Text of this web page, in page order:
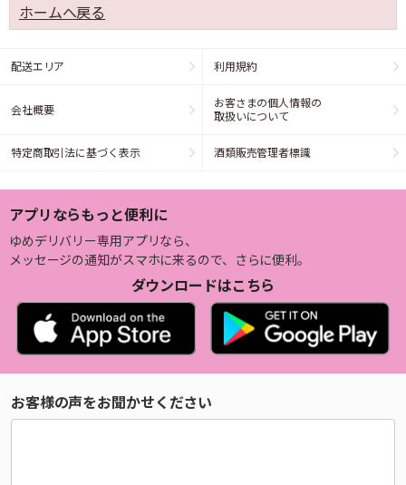
ホームへ戻る
配送エリア 利用規約
会社概要
お客さまの個人情報の
取扱いについて
特定商取引法に基づく表示 酒類販売管理者標識
アプリならもっと便利に
ゆめデリバリー専用アプリなら、
メッセージの通知がスマホに来るので、さらに便利。
ダウンロードはこちら
お客様の声をお聞かせください